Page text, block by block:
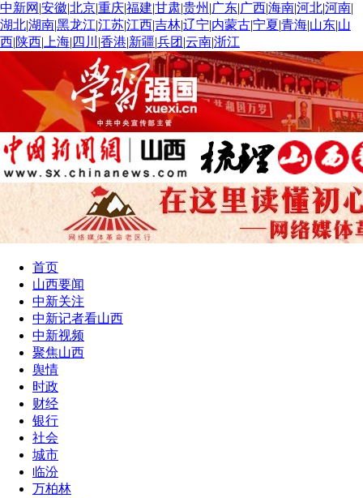
中新网 |安徽|北京|重庆|福建|甘肃|贵州 |广东|广西|海南|河北|河南|
湖北|湖南|黑龙江|江苏|江西|吉林|辽宁|内蒙古|宁夏|青海|山东|山
西|陕西| 上海| 四川 |香港|新疆|兵团 |云南|浙江
首页
山西要闻
中新关注
中新记者看山西
中新视频
聚焦山西
舆情
时政
财经
银行
社会
城市
临汾
万柏林